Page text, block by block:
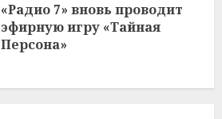
«Радио 7» вновь проводит
эфирную игру «Тайная
Персона»